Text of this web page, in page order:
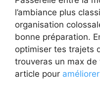
l’ambiance plus
organisation
bonne préparation.
optimiser tes trajets
trouveras un max
article pour